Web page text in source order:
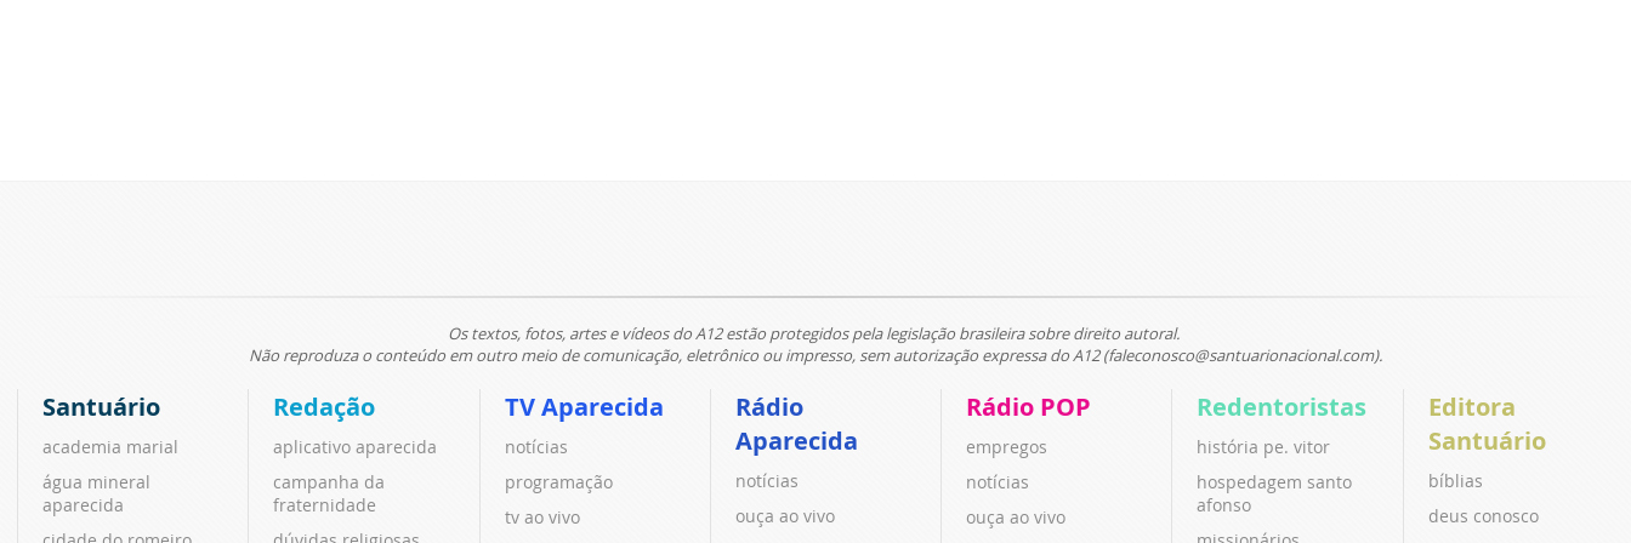
Os textos, fotos, artes e vídeos do A12 estão protegidos pela legislação brasileira sobre direito autoral.
Não reproduza o conteúdo em outro meio de comunicação, eletrônico ou impresso, sem autorização expressa do A12 (faleconosco@santuarionacional.com).
Santuário
academia marial
água mineral
aparecida
Redação
aplicativo aparecida
campanha da
fraternidade
TV Aparecida
notícias
programação
tv ao vivo
Rádio
Aparecida
notícias
ouça ao vivo
Rádio POP
empregos
notícias
ouça ao vivo
Redentoristas
história pe. vitor
hospedagem santo
afonso
Editora
Santuário
bíblias
deus conosco